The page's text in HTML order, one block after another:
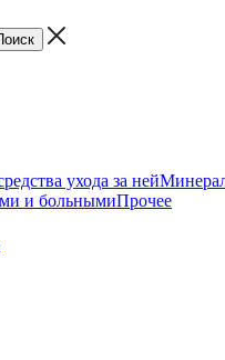
ухода за ней
и больнымиПрочее